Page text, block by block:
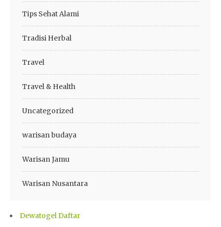
Tips Sehat Alami
Tradisi Herbal
Travel
Travel & Health
Uncategorized
warisan budaya
Warisan Jamu
Warisan Nusantara
Dewatogel Daftar